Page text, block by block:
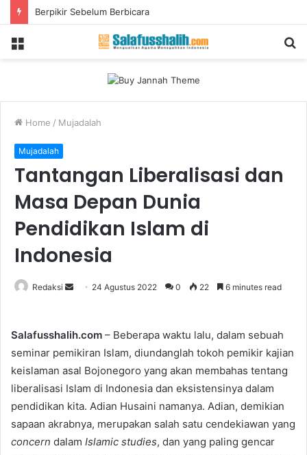
Berpikir Sebelum Berbicara
Home / Mujadalah
Mujadalah
Tantangan Liberalisasi dan
Masa Depan Dunia
Pendidikan Islam di
Indonesia
Redaksi
d
a
n
e
m
24 Agustus 2022 0 22 6 minutes read
Salafusshalih.com – Beberapa waktu lalu, dalam sebuah
seminar pemikiran Islam, diundanglah tokoh pemikir kajian
keislaman asal Bojonegoro yang akan membahas tentang
liberalisasi Islam di Indonesia dan eksistensinya dalam
pendidikan kita. Adian Husaini namanya. Adian, demikian
sapaan akrabnya, merupakan salah satu cendekiawan yang
concern dalam Islamic studies, dan yang paling gencar